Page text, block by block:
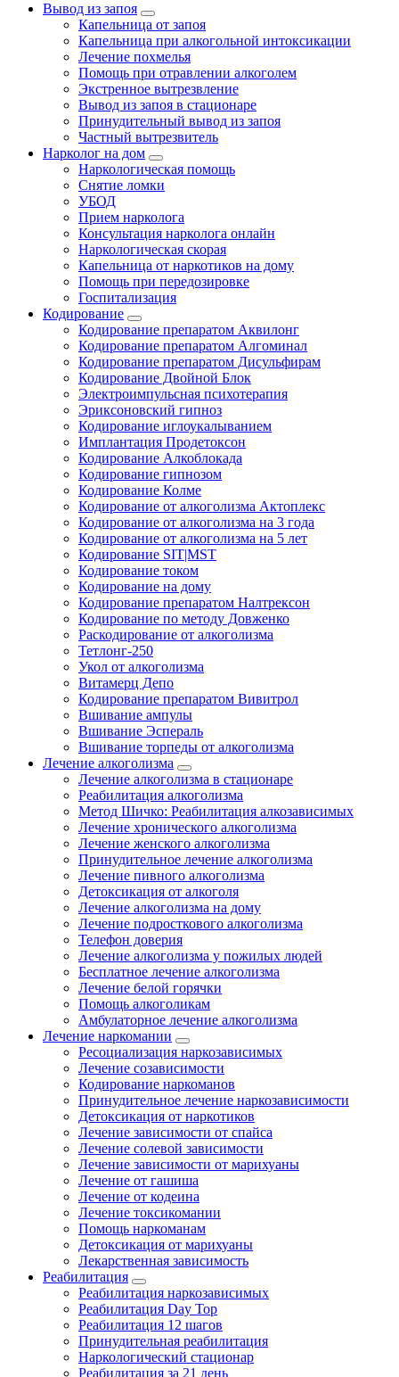
Вывод из запоя
Капельница от запоя
Капельница при алкогольной интоксикации
Лечение похмелья
Помощь при отравлении алкоголем
Экстренное вытрезвление
Вывод из запоя в стационаре
Принудительный вывод из запоя
Частный вытрезвитель
Нарколог на дом
Наркологическая помощь
Снятие ломки
УБОД
Прием нарколога
Консультация нарколога онлайн
Наркологическая скорая
Капельница от наркотиков на дому
Помощь при передозировке
Госпитализация
Кодирование
Кодирование препаратом Аквилонг
Кодирование препаратом Алгоминал
Кодирование препаратом Дисульфирам
Кодирование Двойной Блок
Электроимпульсная психотерапия
Эриксоновский гипноз
Кодирование иглоукалыванием
Имплантация Продетоксон
Кодирование Алкоблокада
Кодирование гипнозом
Кодирование Колме
Кодирование от алкоголизма Актоплекс
Кодирование от алкоголизма на 3 года
Кодирование от алкоголизма на 5 лет
Кодирование SIT|MST
Кодирование током
Кодирование на дому
Кодирование препаратом Налтрексон
Кодирование по методу Довженко
Раскодирование от алкоголизма
Тетлонг-250
Укол от алкоголизма
Витамерц Депо
Кодирование препаратом Вивитрол
Вшивание ампулы
Вшивание Эспераль
Вшивание торпеды от алкоголизма
Лечение алкоголизма
Лечение алкоголизма в стационаре
Реабилитация алкоголизма
Метод Шичко: Реабилитация алкозависимых
Лечение хронического алкоголизма
Лечение женского алкоголизма
Принудительное лечение алкоголизма
Лечение пивного алкоголизма
Детоксикация от алкоголя
Лечение алкоголизма на дому
Лечение подросткового алкоголизма
Телефон доверия
Лечение алкоголизма у пожилых людей
Бесплатное лечение алкоголизма
Лечение белой горячки
Помощь алкоголикам
Амбулаторное лечение алкоголизма
Лечение наркомании
Ресоциализация наркозависимых
Лечение созависимости
Кодирование наркоманов
Принудительное лечение наркозависимости
Детоксикация от наркотиков
Лечение зависимости от спайса
Лечение солевой зависимости
Лечение зависимости от марихуаны
Лечение от гашиша
Лечение от кодеина
Лечение токсикомании
Помощь наркоманам
Детоксикация от марихуаны
Лекарственная зависимость
Реабилитация
Реабилитация наркозависимых
Реабилитация Day Top
Реабилитация 12 шагов
Принудительная реабилитация
Наркологический стационар
Реабилитация за 21 день